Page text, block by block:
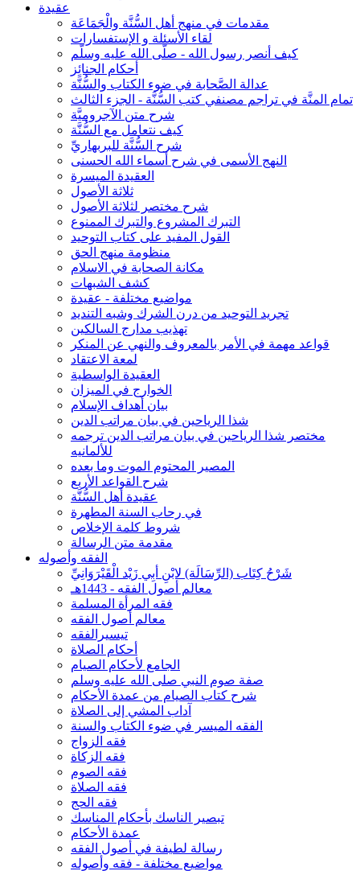
عقيدة
مقدمات في منهج أهل السُّنَّة والْجَمَاعَة
لقاء الأسئلة و الإستفسارات
كيف أنصر رسول الله - صلّى الله عليه وسلّم
أحكام الجنائِز
عدالة الصَّحابة في ضوء الكتاب والسُّنَّة
تمام المنَّة في تراجم مصنفي كتب السُّنَّة - الجزء الثالث
شرح متن الآجروميَّة
كيف نتعامل مع السُّنَّة
شرح السُّنَّة للبربهاريِّ
النهج الأسمى في شرح أسماء الله الحسنى
العقيدة الميسرة
ثلاثة الأصول
شرح مختصر لثلاثة الأصول
التبرك المشروع والتبرك الممنوع
القول المفيد على كتاب التوحيد
منظومة منهج الحق
مكانة الصحابة في الاسلام
كشف الشبهات
مواضيع مختلفة - عقيدة
تجريد التوحيد من درن الشرك وشبه التنديد
تهذيب مدارج السالكين
قواعد مهمة في الأمر بالمعروف والنهي عن المنكر
لمعة الاعتقاد
العقيدة الواسطية
الخوارج في الميزان
بيان أهداف الإسلام
شذا الرياحين في بيان مراتب الدين
مختصر شذا الرياحين في بيان مراتب الدين ترجمه
للألمانيه
المصير المحتوم الموت وما بعده
شرح القواعد الأربع
عقيدة أهل السُّنَّة
في رحاب السنة المطهرة
شروط كلمة الإخلاص
مقدمة متن الرسالة
الفقه وأصوله
شَرْحُ كِتَاب (الرِّسَالَة) لابْنِ أبِي زَيْد الْقَيْرَوَانِيِّ
معالم أصول الفقه - 1443هـ
فقه المرأة المسلمة
معالم أصول الفقه
تيسيرالفقه
أحكام الصلاة
الجامع لأحكام الصيام
صفة صوم النبي صلى الله عليه وسلم
شرح كتاب الصيام من عمدة الأحكام
آداب المشي إلى الصلاة
الفقه الميسر في ضوء الكتاب والسنة
فقه الزواج
فقه الزكاة
فقه الصوم
فقه الصلاة
فقه الحج
تبصير الناسك بأحكام المناسك
عمدة الأحكام
رسالة لطيفة في أصول الفقه
مواضيع مختلفة - فقه وأصوله